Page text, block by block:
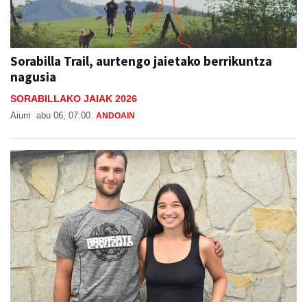
Sorabilla Trail, aurtengo jaietako berrikuntza
nagusia
SORABILLAKO JAIAK 2026
Aiurri abu 06, 07:00 ANDOAIN